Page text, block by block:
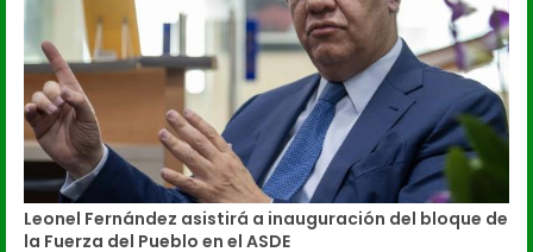
Leonel Fernández asistirá a inauguración del bloque de
la Fuerza del Pueblo en el ASDE